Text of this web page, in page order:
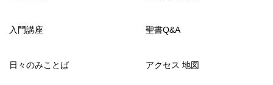
入門講座 聖書Q&A
日々のみことば アクセス 地図